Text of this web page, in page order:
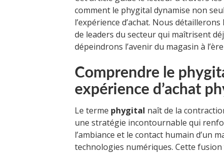
comment le phygital dynamise non
l’expérience d’achat. Nous
de leaders du secteur qui maîtrisent
dépeindrons l’avenir du magasin à
Comprendre le
expérience d’achat
Le terme phygital naît de la
une stratégie incontournable qui
l’ambiance et le contact humain d’un
technologies numériques. Cette